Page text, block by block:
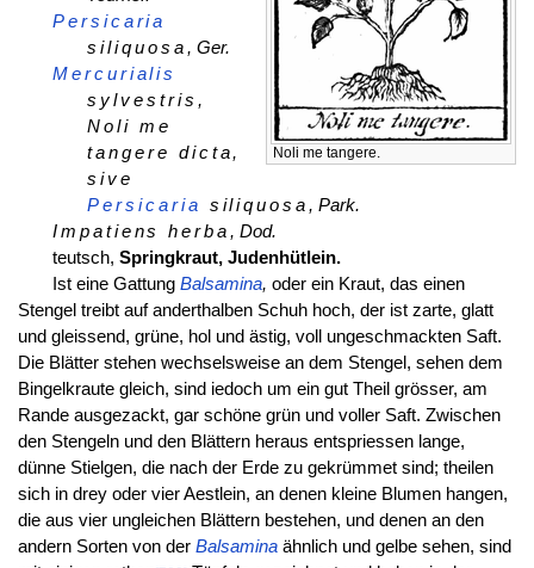
Noli me tangere.
Persicaria
siliquosa, Ger.
Mercurialis
sylvestris,
Noli me
tangere dicta,
sive
Persicaria
siliquosa, Park.
Impatiens herba, Dod.
teutsch, Springkraut, Judenhütlein.
Ist eine Gattung Balsamina, oder ein Kraut, das einen
Stengel treibt auf anderthalben Schuh hoch, der ist zarte, glatt
und gleissend, grüne, hol und ästig, voll ungeschmackten Saft.
Die Blätter stehen wechselsweise an dem Stengel, sehen dem
Bingelkraute gleich, sind iedoch um ein gut Theil grösser, am
Rande ausgezackt, gar schöne grün und voller Saft. Zwischen
den Stengeln und den Blättern heraus entspriessen lange,
dünne Stielgen, die nach der Erde zu gekrümmet sind; theilen
sich in drey oder vier Aestlein, an denen kleine Blumen hangen,
die aus vier ungleichen Blättern bestehen, und denen an den
andern Sorten von der Balsaminaähnlich und gelbe sehen, sind